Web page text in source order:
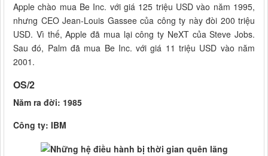
Apple chào mua Be Inc. với giá 125 triệu USD vào năm 1995,
nhưng CEO Jean-Louis Gassee của công ty này đòi 200 triệu
USD. Vì thế, Apple đã mua lại công ty NeXT của Steve Jobs.
Sau đó, Palm đã mua Be Inc. với giá 11 triệu USD vào năm
2001.
OS/2
Năm ra đời: 1985
Công ty: IBM